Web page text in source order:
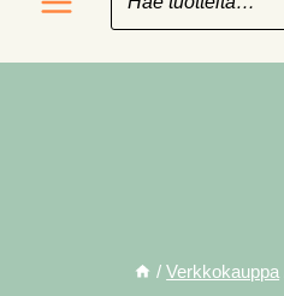
/ Verkkokauppa